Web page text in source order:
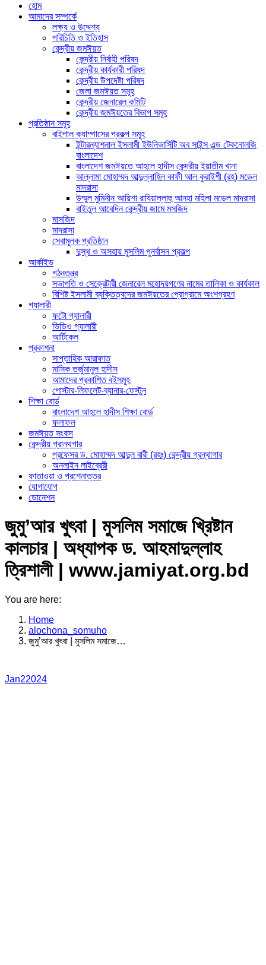
হোম
আমাদের সম্পর্কে
লক্ষ্য ও উদ্দেশ্য
পরিচিতি ও ইতিহাস
কেন্দ্রীয় জমঈয়ত
কেন্দ্রীয় নির্বাহী পরিষদ
কেন্দ্রীয় কার্যকারী পরিষদ
কেন্দ্রীয় উপদেষ্টা পরিষদ
জেলা জমঈয়ত সমূহ
কেন্দ্রীয় জেনারেল কমিটি
কেন্দ্রীয় জমঈয়তের বিভাগ সমূহ
প্রতিষ্ঠান সমূহ
বাইপাল ক্যাম্পাসের প্রকল্প সমূহ
ইন্টারন্যাশনাল ইসলামী ইউনিভার্সিটি অব সাইন্স এন্ড টেকনোলজি
বাংলাদেশ
বাংলাদেশ জমঈয়তে আহলে হাদীস কেন্দ্রীয় ইয়াতীম খানা
আল্লামা মোহাম্মদ আব্দুল্লাহিল কাফী আল কুরাইশী (রহ) মডেল
মাদরাসা
উম্মুল মুমিনীন আয়িশা রাযিয়াল্লাহু আনহা মহিলা মডেল মাদরাসা
বাইতুল আবেদিন কেন্দ্রীয় জামে মসজিদ
মাসজিদ
মাদরাসা
সেবামূলক প্রতিষ্ঠান
দুস্থ ও অসহায় মুসলিম পুনর্বাসন প্রকল্প
আর্কাইভ
গঠনতন্ত্র
সভাপতি ও সেক্রেটারী জেনারেল মহোদয়গণের নামের তালিকা ও কার্যকাল
বিশিষ্ট ইসলামী ব্যক্তিত্বদের জমঈয়তের প্রোগ্রামে অংশগ্রহণ
গ্যালারী
ফটো গ্যালারী
ভিডিও গ্যালারী
আর্টিকেল
প্রকাশনা
সাপ্তাহিক আরাফাত
মাসিক তর্জুমানুল হাদীস
আমাদের প্রকাশিত বইসমূহ
পোস্টার-লিফলেট-ব্যানার-ফেস্টুন
শিক্ষা বোর্ড
বাংলাদেশ আহলে হাদীস শিক্ষা বোর্ড
ফলাফল
জমঈয়ত সংবাদ
কেন্দ্রীয় গ্রান্থগার
প্রফেসর ড. মোহাম্মদ আব্দুল বারী (রহঃ) কেন্দ্রীয় গ্রন্থাগার
অনলাইন লাইব্রেরী
ফাতাওয়া ও প্রশ্নোত্তর
যোগাযোগ
ডোনেশন
জুমু’আর খুৎবা | মুসলিম সমাজে খ্রিষ্টান
কালচার | অধ্যাপক ড. আহমাদুল্লাহ
ত্রিশালী | www.jamiyat.org.bd
You are here:
Home
alochona_somuho
জুমু’আর খুৎবা | মুসলিম সমাজে…
Jan22024